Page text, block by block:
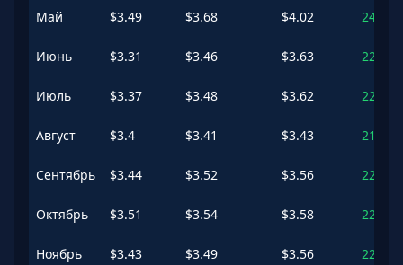
Май $3.49 $3.68 $4.02 242.45
Июнь $3.31 $3.46 $3.63 221.84
Июль $3.37 $3.48 $3.62 223.32
Август $3.4 $3.41 $3.43 217.41
Сентябрь $3.44 $3.52 $3.56 227.12
Октябрь $3.51 $3.54 $3.58 229.23
Ноябрь $3.43 $3.49 $3.56 224.86